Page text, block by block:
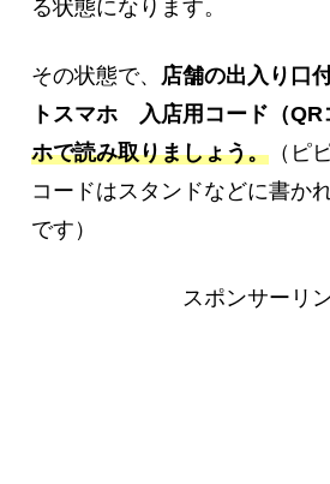
る状態になります。
その状態で、 店舗の出入り口
トスマホ 入店用コード（QR
ホで読み取りましょう。 （ピ
コードはスタンドなどに書か
です）
スポンサーリ